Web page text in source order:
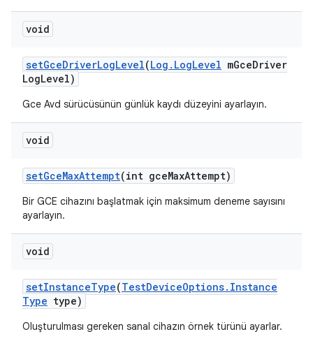
void
setGceDriverLogLevel(Log . LogLevel mGceDriver
LogLevel)
Gce Avd sürücüsünün günlük kaydı düzeyini ayarlayın.
void
setGceMaxAttempt(int gceMaxAttempt)
Bir GCE cihazını başlatmak için maksimum deneme sayısını
ayarlayın.
void
setInstanceType(TestDeviceOptions. Instance
Type type)
Oluşturulması gereken sanal cihazın örnek türünü ayarlar.